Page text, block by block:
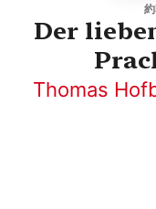
Der
Thomas